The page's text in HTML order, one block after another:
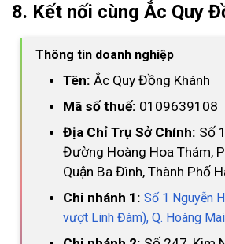
8. Kết nối cùng Ắc Quy
Thông tin doanh nghiệp
Tên: Ắc Quy Đồng Khánh
Mã số thuế: 0109639108
Địa Chỉ Trụ Sở Chính: Số
Đường Hoàng Hoa Thám,
Quận Ba Đình, Thành Phố
Chi nhánh 1: Số 1 Nguyễn
vượt Linh Đàm), Q. Hoàng